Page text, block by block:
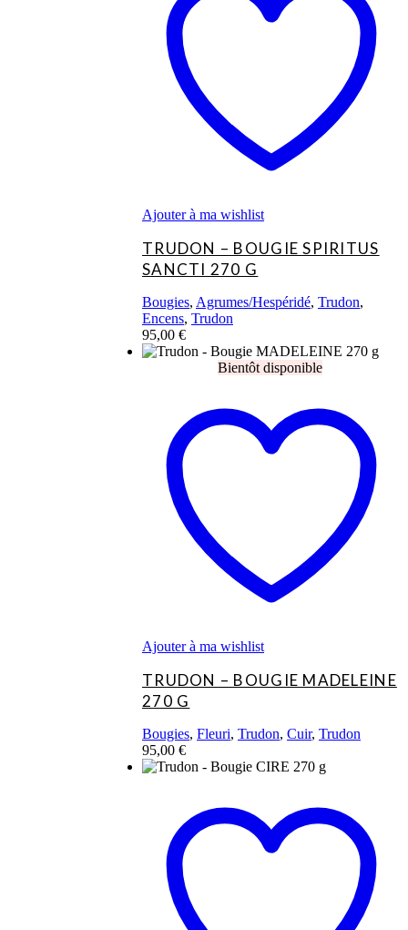
Ajouter à ma wishlist
TRUDON – BOUGIE SPIRITUS
SANCTI 270 G
Bougies, Agrumes/Hespéridé, Trudon,
Encens, Trudon
95,00 €
Ajouter à ma wishlist
TRUDON – BOUGIE MADELEINE
270 G
Bougies, Fleuri, Trudon, Cuir, Trudon
95,00 €